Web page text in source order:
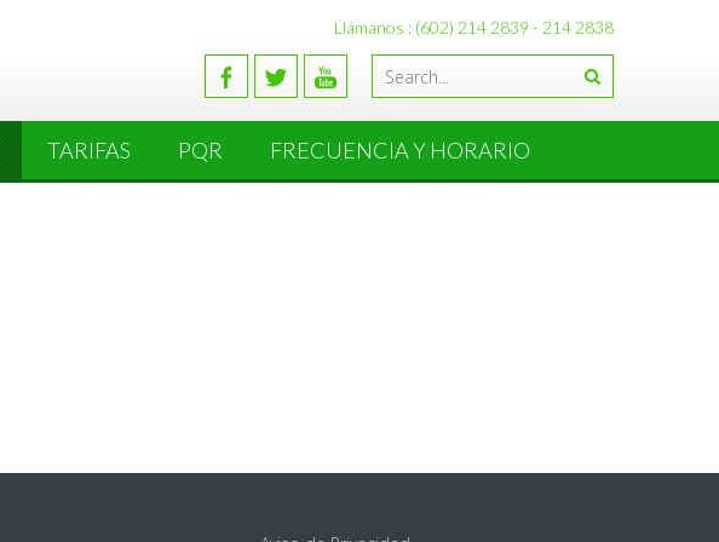
Llámanos : (602) 214 2839 - 214 2838
TARIFAS PQR FRECUENCIA Y HORARIO